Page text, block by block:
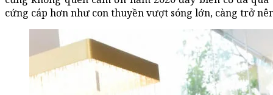
cứng cáp hơn như con thuyền vượt sóng lớn, càng trở